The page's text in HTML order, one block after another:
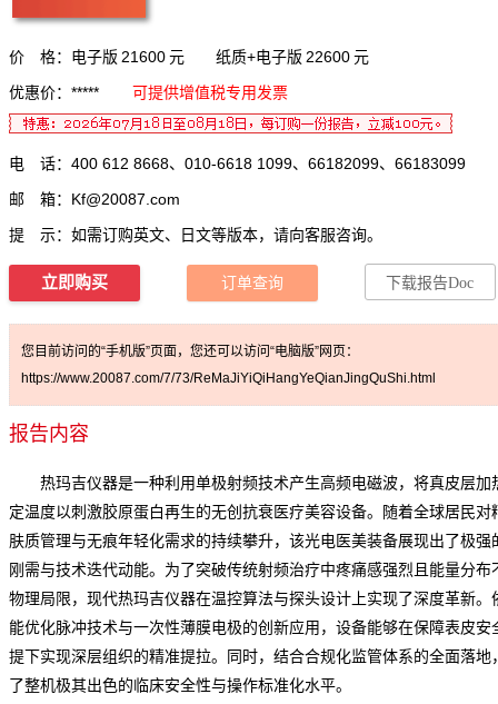
价 格：电子版 21600 元 纸质+电子版 22600 元
优惠价：*****
可提供增值税专用发票
电 话：400 612 8668、010-6618 1099、66182099、66183099
邮 箱： Kf@20087.com
提 示：如需订购英文、日文等版本，请向客服咨询。
立即购买 订单查询 下载报告Doc
您目前访问的“手机版”页面，您还可以访问“电脑版”网页：
https://www.20087.com/7/73/ReMaJiYiQiHangYeQianJingQuShi.html
报告内容
热玛吉仪器是一种利用单极射频技术产生高频电磁波，将真皮层加
定温度以刺激胶原蛋白再生的无创抗衰医疗美容设备。随着全球居民对
肤质管理与无痕年轻化需求的持续攀升，该光电医美装备展现出了极强
刚需与技术迭代动能。为了突破传统射频治疗中疼痛感强烈且能量分布
物理局限，现代热玛吉仪器在温控算法与探头设计上实现了深度革新。
能优化脉冲技术与一次性薄膜电极的创新应用，设备能够在保障表皮安
提下实现深层组织的精准提拉。同时，结合合规化监管体系的全面落地
了整机极其出色的临床安全性与操作标准化水平。